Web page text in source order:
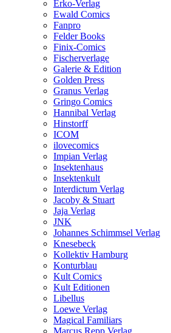
Erko-Verlag
Ewald Comics
Fanpro
Felder Books
Finix-Comics
Fischerverlage
Galerie & Edition
Golden Press
Granus Verlag
Gringo Comics
Hannibal Verlag
Hinstorff
ICOM
ilovecomics
Impian Verlag
Insektenhaus
Insektenkult
Interdictum Verlag
Jacoby & Stuart
Jaja Verlag
JNK
Johannes Schimmsel Verlag
Knesebeck
Kollektiv Hamburg
Konturblau
Kult Comics
Kult Editionen
Libellus
Loewe Verlag
Magical Familiars
Marcus Repp Verlag